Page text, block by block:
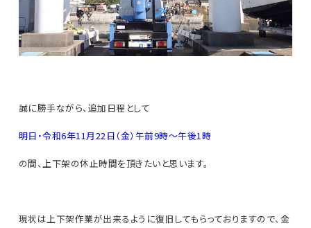
誠に勝手ながら、追加日程として
明日・令和6年11月22日（金） 午前9時～午後1時
の間、上下架の休止時間を頂きたいと思います。
現状は上下架作業が出来るように復旧してもらっておりますので、金